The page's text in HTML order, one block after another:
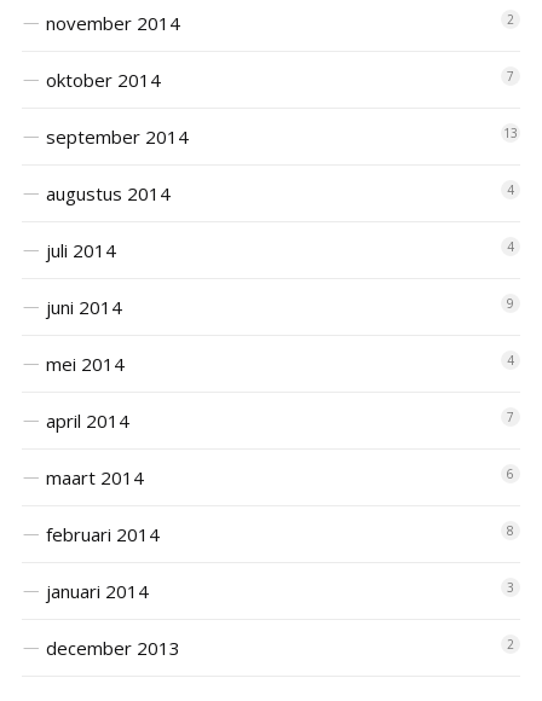
november 2014 2
oktober 2014 7
september 2014 13
augustus 2014 4
juli 2014 4
juni 2014 9
mei 2014 4
april 2014 7
maart 2014 6
februari 2014 8
januari 2014 3
december 2013 2